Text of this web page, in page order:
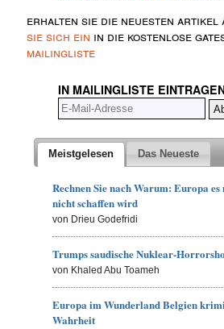
erhalten sie die neuesten artikel
sie sich ein in die kostenlose
mailingliste
IN MAILINGLISTE
Meistgelesen Das Neueste
Rechnen Sie nach Warum: Europa
nicht schaffen wird
von Drieu Godefridi
Trumps saudische Nuklear-
von Khaled Abu Toameh
Europa im Wunderland Belgien
Wahrheit